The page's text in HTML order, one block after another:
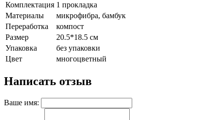
Комплектация 1 прокладка
Материалы
микрофибра, бамбук
Переработка
компост
Размер
20.5*18.5 см
Упаковка
без упаковки
Цвет
многоцветный
Написать отзыв
Ваше имя: